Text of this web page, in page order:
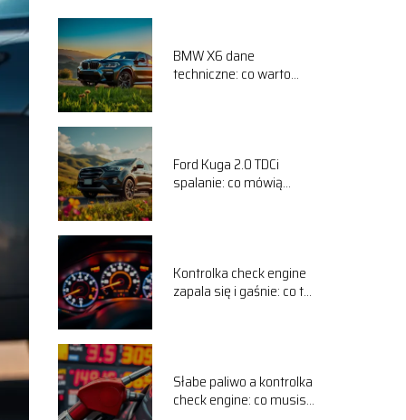
BMW X6 dane
techniczne: co warto
Ford Kuga 2.0 TDCi
spalanie: co mówią
Kontrolka check engine
zapala się i gaśnie: co to
Słabe paliwo a kontrolka
check engine: co musisz